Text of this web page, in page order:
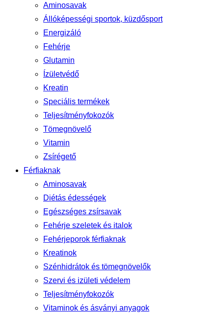
Aminosavak
Állóképességi sportok, küzdősport
Energizáló
Fehérje
Glutamin
Ízületvédő
Kreatin
Speciális termékek
Teljesítményfokozók
Tömegnövelő
Vitamin
Zsírégető
Férfiaknak
Aminosavak
Diétás édességek
Egészséges zsírsavak
Fehérje szeletek és italok
Fehérjeporok férfiaknak
Kreatinok
Szénhidrátok és tömegnövelők
Szervi és izületi védelem
Teljesítményfokozók
Vitaminok és ásványi anyagok